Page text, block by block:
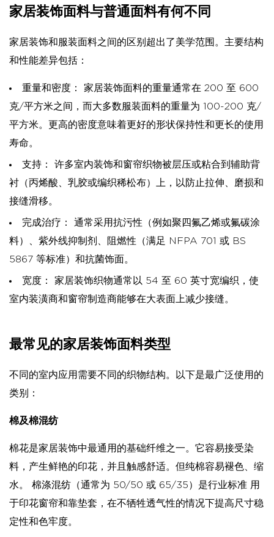
家居装饰面料与普通面料有何不同
家居装饰和服装面料之间的区别超出了美学范围。主要结构
和性能差异包括：
重量和密度： 家居装饰面料的重量通常在 200 至 600
克/平方米之间，而大多数服装面料的重量为 100-200 克/
平方米。更高的密度意味着更好的形状保持性和更长的使用
寿命。
支持： 许多室内装饰和窗帘织物被层压或粘合到辅助背
衬（丙烯酸、乳胶或编织稀松布）上，以防止拉伸、磨损和
接缝滑移。
完成治疗： 通常采用抗污性（例如聚四氟乙烯或氟碳涂
料）、紫外线抑制剂、阻燃性（满足 NFPA 701 或 BS
5867 等标准）和抗菌饰面。
宽度： 家居装饰织物通常以 54 至 60 英寸宽编织，使
室内装潢商和窗帘制造商能够在大表面上减少接缝。
最常见的家居装饰面料类型
不同的室内应用需要不同的织物结构。以下是最广泛使用的
类别：
棉及棉混纺
棉花是家居装饰中最通用的基础纤维之一。它容易接受染
料，产生鲜艳的印花，并且触感舒适。但纯棉容易褪色、缩
水。 棉涤混纺（通常为 50/50 或 65/35）是行业标准 用
于印花窗帘和靠垫套，在不牺牲透气性的情况下提高尺寸稳
定性和色牢度。